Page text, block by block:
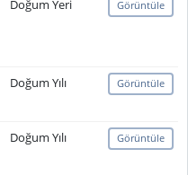
Doğum Yeri Görüntüle
Doğum Yılı Görüntüle
Doğum Yılı Görüntüle